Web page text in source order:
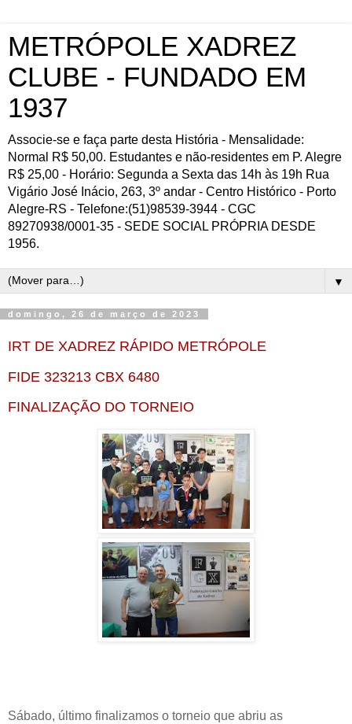
METRÓPOLE XADREZ
CLUBE - FUNDADO EM
1937
Associe-se e faça parte desta História - Mensalidade:
Normal R$ 50,00. Estudantes e não-residentes em P. Alegre
R$ 25,00 - Horário: Segunda a Sexta das 14h às 19h Rua
Vigário José Inácio, 263, 3º andar - Centro Histórico - Porto
Alegre-RS - Telefone:(51)98539-3944 - CGC
89270938/0001-35 - SEDE SOCIAL PRÓPRIA DESDE
1956.
▼
domingo, 26 de março de 2023
IRT DE XADREZ RÁPIDO METRÓPOLE
FIDE 323213 CBX 6480
FINALIZAÇÃO DO TORNEIO
Sábado, último finalizamos o torneio que abriu as